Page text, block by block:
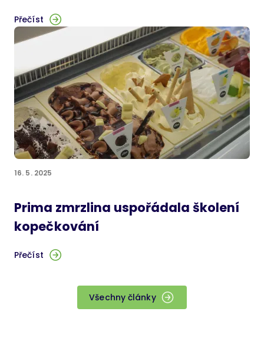
Přečíst
16. 5. 2025
Prima zmrzlina uspořádala školení
kopečkování
Přečíst
Všechny články